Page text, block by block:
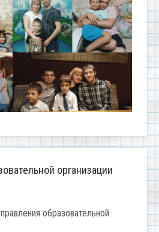
организации
образовательной